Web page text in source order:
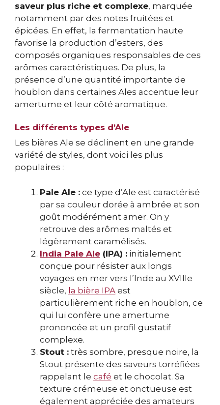
saveur plus riche et complexe, marquée
notamment par des notes fruitées et
épicées. En effet, la fermentation haute
favorise la production d’esters, des
composés organiques responsables de ces
arômes caractéristiques. De plus, la
présence d’une quantité importante de
houblon dans certaines Ales accentue leur
amertume et leur côté aromatique.
Les différents types d’Ale
Les bières Ale se déclinent en une grande
variété de styles, dont voici les plus
populaires :
Pale Ale : ce type d’Ale est caractérisé
par sa couleur dorée à ambrée et son
goût modérément amer. On y
retrouve des arômes maltés et
légèrement caramélisés.
India Pale Ale (IPA) : initialement
conçue pour résister aux longs
voyages en mer vers l’Inde au XVIIIe
siècle, la bière IPA est
particulièrement riche en houblon, ce
qui lui confère une amertume
prononcée et un profil gustatif
complexe.
Stout : très sombre, presque noire, la
Stout présente des saveurs torréfiées
rappelant le café et le chocolat. Sa
texture crémeuse et onctueuse est
également appréciée des amateurs